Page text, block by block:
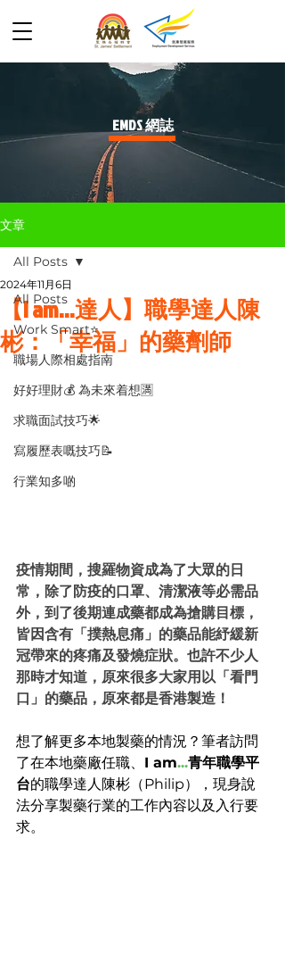
​EMDS 網誌
文章
All Posts
Work Smart⭐️
職場人際相處指南
好好理財💰 為未來着想🈵
求職面試技巧🌟
寫履歷表嘅技巧📝
行業知多啲
All Posts
【I am...達人】職學達人陳
彬：「幸福」的藥劑師
2024年11月6日
疫情期間，搜羅物資成為了大眾的日
常，除了防疫的口罩、清潔液等必需品
外，到了後期連成藥都成為搶購目標，
皆因含有「撲熱息痛」的藥品能紓緩新
冠帶來的疼痛及發燒症狀。也許不少人
那時才知道，原來很多大家用以「看門
口」的藥品，原來都是香港製造！
想了解更多本地製藥的情況？筆者訪問
了在本地藥廠任職、 I am...青年職學平
台的職學達人陳彬（Philip），現身說
法分享製藥行業的工作內容以及入行要
求。